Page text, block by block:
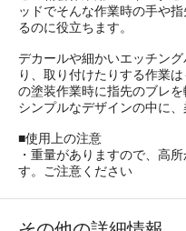
ッドでそんな作業時の手や
るのに役立ちます。
デカールや細かいエッチン
り、取り付けたりする作業
の塗装作業時に指先のブレ
シンプルなデザインの中に
■使用上の注意
・重量がありますので、高
す。ご注意ください